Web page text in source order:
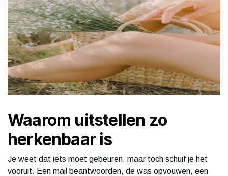
Waarom uitstellen zo
herkenbaar is
Je weet dat iets moet gebeuren, maar toch schuif je het
vooruit. Een mail beantwoorden, de was opvouwen, een